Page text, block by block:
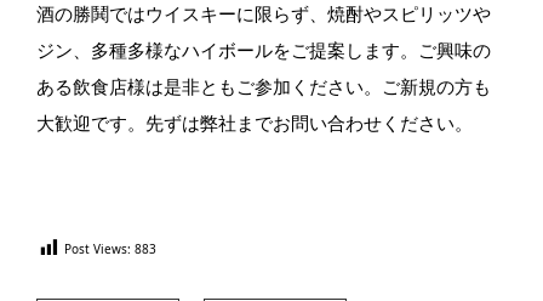
酒の勝鬨ではウイスキーに限らず、焼酎やスピリッツや
ジン、多種多様なハイボールをご提案します。ご興味の
ある飲食店様は是非ともご参加ください。ご新規の方も
大歓迎です。先ずは弊社までお問い合わせください。
Post Views: 883